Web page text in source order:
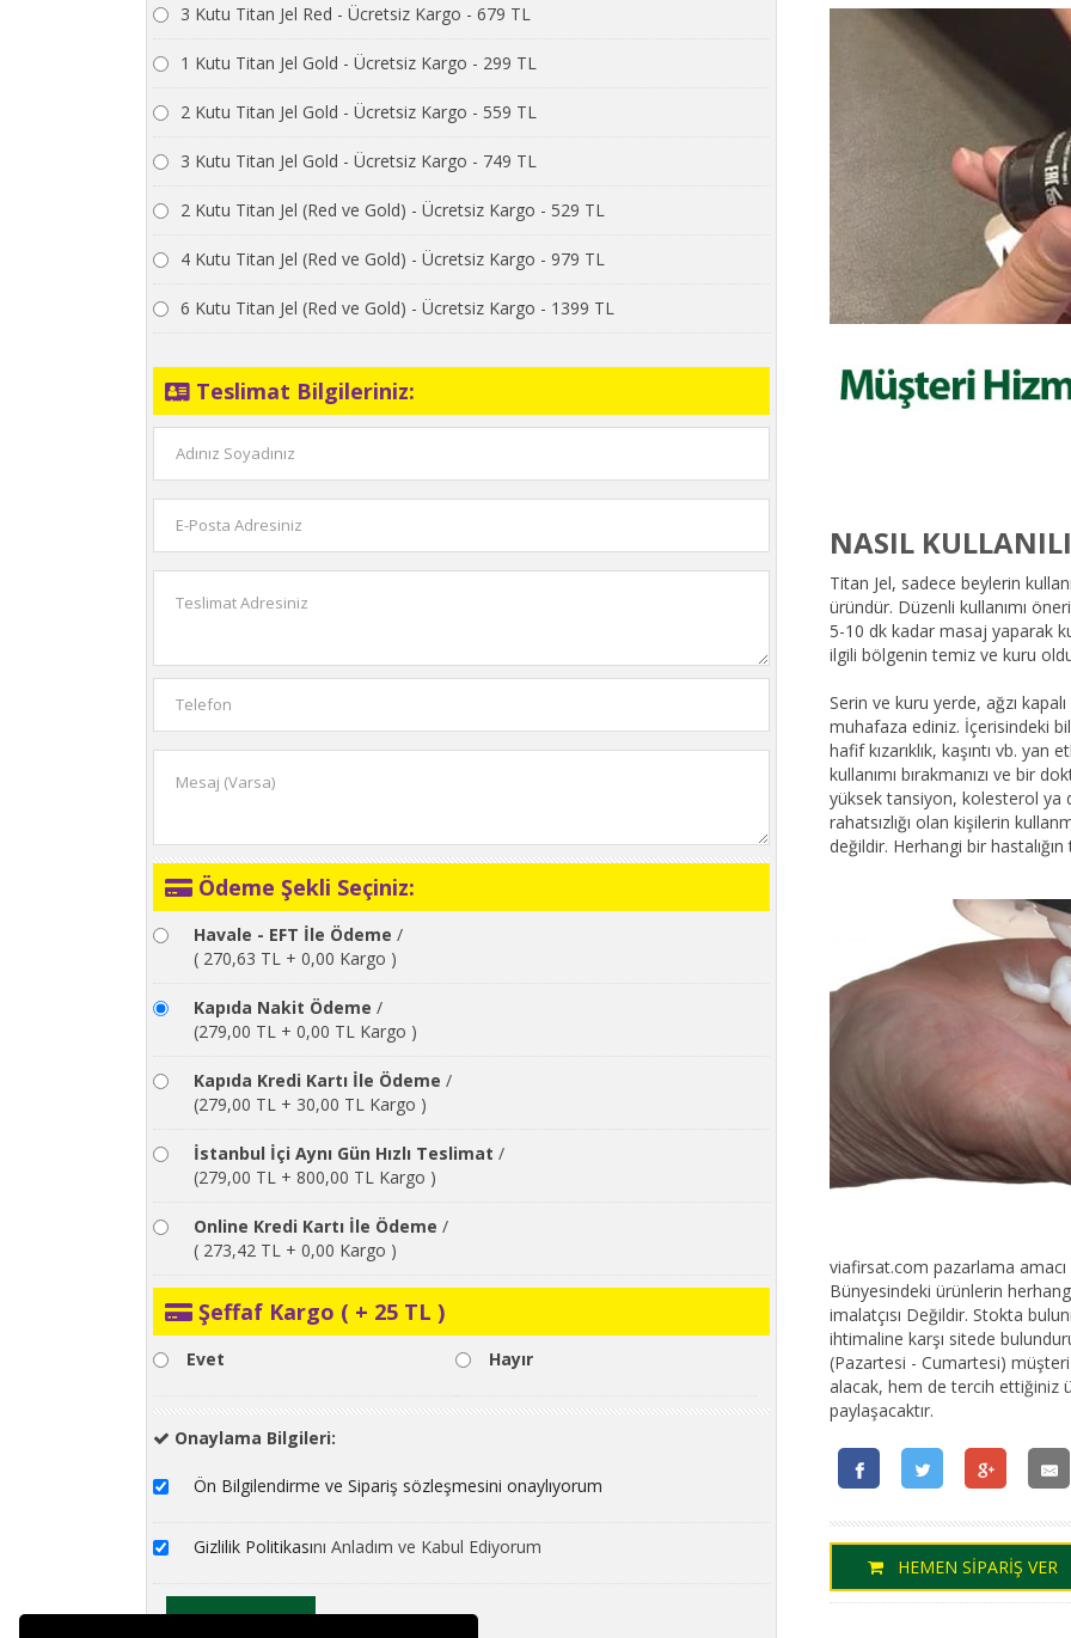
3 Kutu Titan Jel Red - Ücretsiz Kargo - 679 TL
1 Kutu Titan Jel Gold - Ücretsiz Kargo - 299 TL
2 Kutu Titan Jel Gold - Ücretsiz Kargo - 559 TL
3 Kutu Titan Jel Gold - Ücretsiz Kargo - 749 TL
2 Kutu Titan Jel (Red ve Gold) - Ücretsiz Kargo - 529 TL
4 Kutu Titan Jel (Red ve Gold) - Ücretsiz Kargo - 979 TL
6 Kutu Titan Jel (Red ve Gold) - Ücretsiz Kargo - 1399 TL
Teslimat Bilgileriniz:
Ödeme Şekli Seçiniz:
Havale - EFT İle Ödeme /
( 270,63 TL + 0,00 Kargo )
Kapıda Nakit Ödeme /
(279,00 TL + 0,00 TL Kargo )
Kapıda Kredi Kartı İle Ödeme /
(279,00 TL + 30,00 TL Kargo )
İstanbul İçi Aynı Gün Hızlı Teslimat /
(279,00 TL + 800,00 TL Kargo )
Online Kredi Kartı İle Ödeme /
( 273,42 TL + 0,00 Kargo )
Şeffaf Kargo ( + 25 TL )
Evet Hayır
Onaylama Bilgileri:
Ön Bilgilendirme ve Sipariş sözleşmesini onaylıyorum
Gizlilik Politikasını Anladım ve Kabul Ediyorum
NASIL
Titan Jel, sadece beylerin
üründür. Düzenli kullanımı
5-10 dk kadar masaj yaparak
ilgili bölgenin temiz ve kuru
Serin ve kuru yerde, ağzı
muhafaza ediniz. İçerisindeki
hafif kızarıklık, kaşıntı vb.
kullanımı bırakmanızı ve bir
yüksek tansiyon, kolesterol ya
rahatsızlığı olan kişilerin
değildir. Herhangi bir
viafirsat.com pazarlama
Bünyesindeki ürünlerin
imalatçısı Değildir. Stokta
ihtimaline karşı sitede
(Pazartesi - Cumartesi)
alacak, hem de tercih ettiğiniz
paylaşacaktır.
HEMEN SİPARİŞ VER